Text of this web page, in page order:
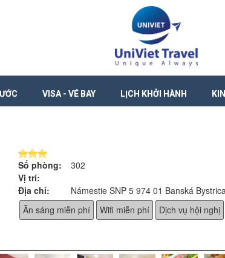
VISA - VÉ BAY LỊCH KHỞI HÀNH
Số phòng:
302
Vị trí:
Địa chỉ:
Námestie SNP 5 974 01 Banská
Ăn sáng miễn phí
Wifi miễn phí Dịch vụ hội nghị